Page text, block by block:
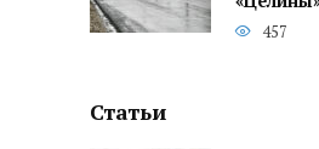
457
Статьи